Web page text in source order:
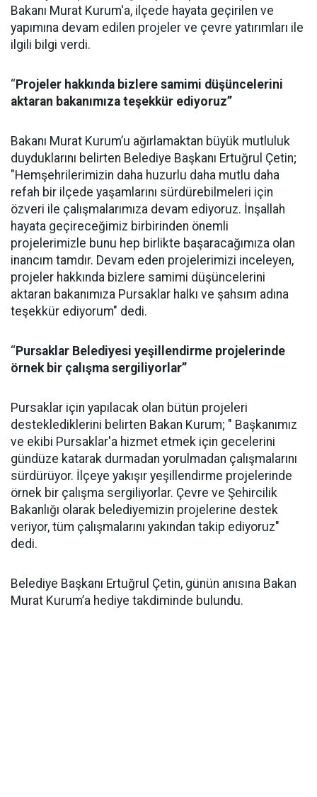
Bakanı Murat Kurum'a, ilçede hayata geçirilen ve
yapımına devam edilen projeler ve çevre yatırımları ile
ilgili bilgi verdi.
‘‘ Projeler hakkında bizlere samimi düşüncelerini
aktaran bakanımıza teşekkür ediyoruz’’
Bakanı Murat Kurum’u ağırlamaktan büyük mutluluk
duyduklarını belirten Belediye Başkanı Ertuğrul Çetin;
"Hemşehrilerimizin daha huzurlu daha mutlu daha
refah bir ilçede yaşamlarını sürdürebilmeleri için
özveri ile çalışmalarımıza devam ediyoruz. İnşallah
hayata geçireceğimiz birbirinden önemli
projelerimizle bunu hep birlikte başaracağımıza olan
inancım tamdır. Devam eden projelerimizi inceleyen,
projeler hakkında bizlere samimi düşüncelerini
aktaran bakanımıza Pursaklar halkı ve şahsım adına
teşekkür ediyorum" dedi.
‘‘ Pursaklar Belediyesi yeşillendirme projelerinde
örnek bir çalışma sergiliyorlar’’
Pursaklar için yapılacak olan bütün projeleri
desteklediklerini belirten Bakan Kurum; " Başkanımız
ve ekibi Pursaklar'a hizmet etmek için gecelerini
gündüze katarak durmadan yorulmadan çalışmalarını
sürdürüyor. İlçeye yakışır yeşillendirme projelerinde
örnek bir çalışma sergiliyorlar. Çevre ve Şehircilik
Bakanlığı olarak belediyemizin projelerine destek
veriyor, tüm çalışmalarını yakından takip ediyoruz"
dedi.
Belediye Başkanı Ertuğrul Çetin, günün anısına Bakan
Murat Kurum’a hediye takdiminde bulundu.